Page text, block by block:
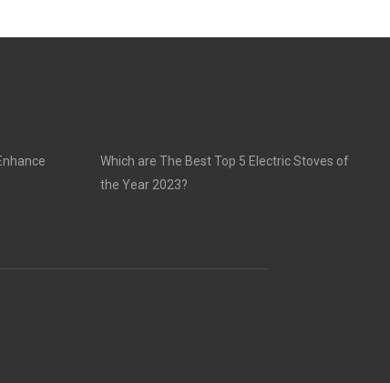
Which are The Best Top 5 Electric Stoves of
the Year 2023?